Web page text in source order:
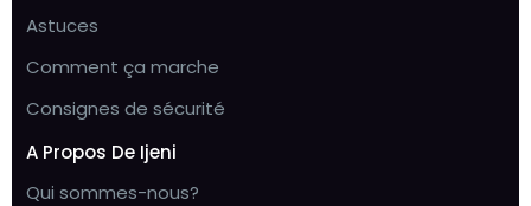
Astuces
Comment ça marche
Consignes de sécurité
A Propos De Ijeni
Qui sommes-nous?